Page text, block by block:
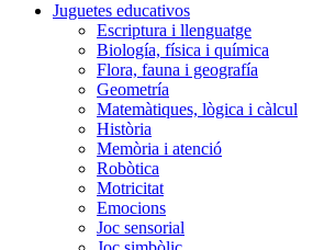
Juguetes educativos
Escriptura i llenguatge
Biología, física i química
Flora, fauna i geografía
Geometría
Matemàtiques, lògica i càlcul
Història
Memòria i atenció
Robòtica
Motricitat
Emocions
Joc sensorial